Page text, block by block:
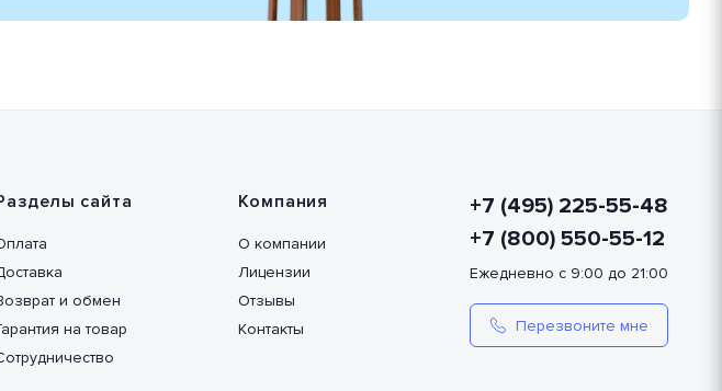
сайта
и обмен
на товар
Компания
О компании
Лицензии
Отзывы
Контакты
+7 (495) 225-55-48
+7 (800) 550-55-12
Ежедневно с 9:00 до 21:00
Перезвоните мне